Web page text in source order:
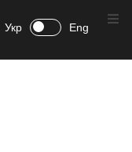
Укр Eng